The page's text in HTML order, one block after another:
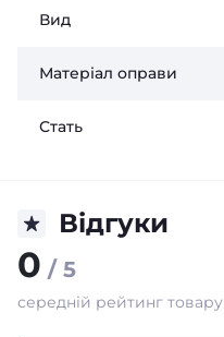
Вид
Матеріал оправи
Стать
Відгуки
0 / 5
середній рейтинг товару